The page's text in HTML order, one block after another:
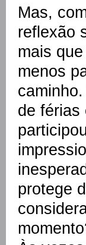
Mas,
reflexão
mais
menos
de férias
protege